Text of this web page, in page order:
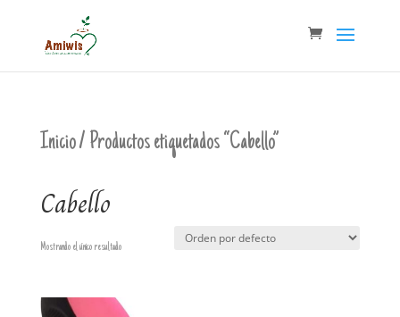
Inicio/ Productos etiquetados “Cabello”
Cabello
Mostrando el único resultado